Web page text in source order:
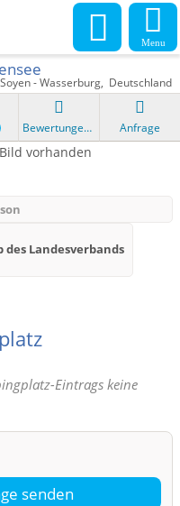
Menu
Soyen - Wasserburg Deutschland
Bewertungen Anfrage
Landesverbands
Eintrags keine
senden